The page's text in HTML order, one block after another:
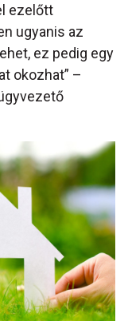
ezelőtt
ugyanis az
ez pedig egy
okozhat” –